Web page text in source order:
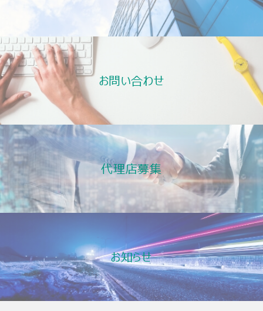
お問い合わせ
代理店募集
お知らせ